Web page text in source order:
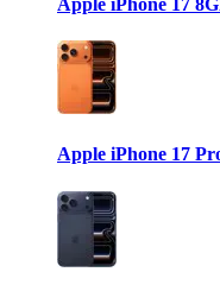
Apple iPhone 17